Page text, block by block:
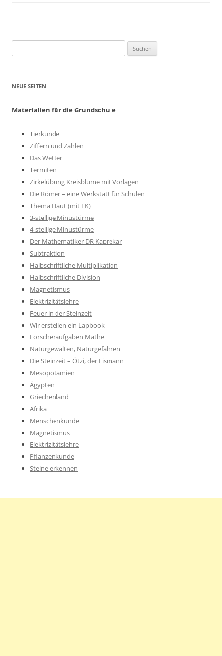
nach:
NEUE SEITEN
Materialien für die Grundschule
Tierkunde
Ziffern und Zahlen
Das Wetter
Termiten
Zirkelübung Kreisblume mit Vorlagen
Die Römer – eine Werkstatt für Schulen
Thema Haut (mit LK)
3-stellige Minustürme
4-stellige Minustürme
Der Mathematiker DR Kaprekar
Subtraktion
Halbschriftliche Multiplikation
Halbschriftliche Division
Magnetismus
Elektrizitätslehre
Feuer in der Steinzeit
Wir erstellen ein Lapbook
Forscheraufgaben Mathe
Naturgewalten, Naturgefahren
Die Steinzeit – Ötzi, der Eismann
Mesopotamien
Ägypten
Griechenland
Afrika
Menschenkunde
Magnetismus
Elektrizitätslehre
Pflanzenkunde
Steine erkennen